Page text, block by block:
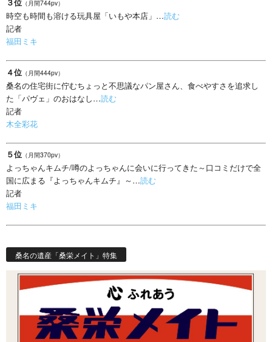
（月間744pv）
時空も時間も溶ける玩具屋「いもや本店」…読む
記者
福田ミキ
４位 （月間444pv）
桑名の住宅街に佇むちょっと不思議なパン屋さん、食べやすさを追求し
た「パヴェ」のおはなし…読む
記者
木全彩花
５位 （月間370pv）
よっちゃんキムチ/噂のよっちゃんに会いに行ってきた～口コミだけで全
国に広まる『よっちゃんキムチ』～…読む
記者
福田ミキ
桑名の遺産「桑栄メイト」特集